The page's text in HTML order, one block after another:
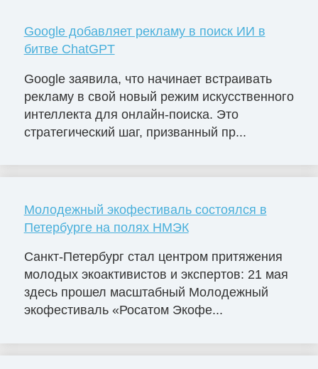
Google добавляет рекламу в поиск ИИ в
битве ChatGPT
Google заявила, что начинает встраивать
рекламу в свой новый режим искусственного
интеллекта для онлайн-поиска. Это
стратегический шаг, призванный пр...
Молодежный экофестиваль состоялся в
Петербурге на полях НМЭК
Санкт-Петербург стал центром притяжения
молодых экоактивистов и экспертов: 21 мая
здесь прошел масштабный Молодежный
экофестиваль «Росатом Экофе...